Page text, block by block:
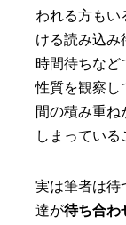
われる方もい
ける読み込み
時間待ちなど
性質を観察し
間の積み重ね
しまっている
実は筆者は待
達が待ち合わ